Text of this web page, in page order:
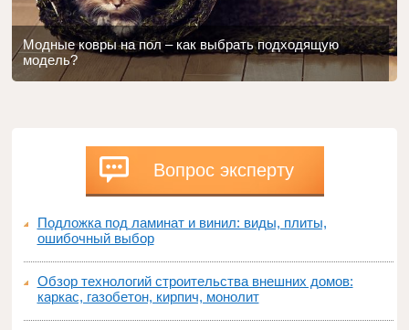
Модные ковры на пол – как выбрать подходящую
модель?
Вопрос эксперту
Подложка под ламинат и винил: виды, плиты,
ошибочный выбор
Обзор технологий строительства внешних домов:
каркас, газобетон, кирпич, монолит